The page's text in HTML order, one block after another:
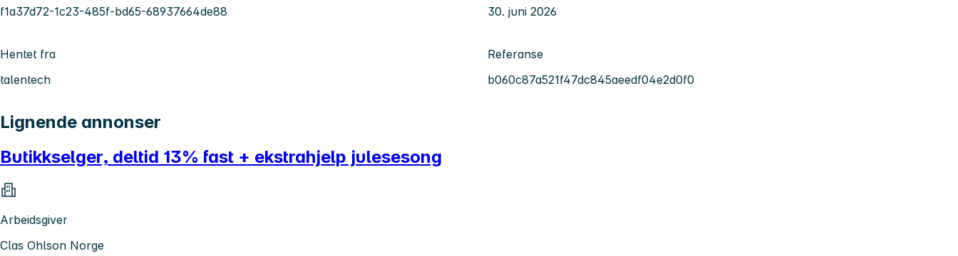
f1a37d72-1c23-485f-bd65-68937664de88
30. juni 2026
Hentet fra
talentech
Referanse
b060c87a521f47dc845aeedf04e2d0f0
Lignende annonser
Butikkselger, deltid 13% fast + ekstrahjelp julesesong
Arbeidsgiver
Clas Ohlson Norge